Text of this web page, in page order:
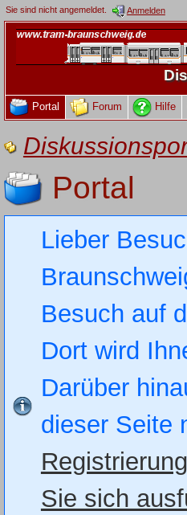
Sie sind nicht angemeldet. Anmelden
Portal Forum Hilfe
Portal
Lieber
Besuch auf
Dort wird
Darüber
dieser Seite
Sie sich